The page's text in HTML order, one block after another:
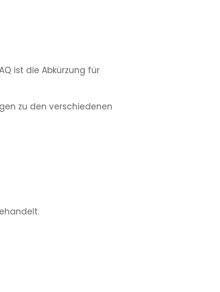
ist die Abkürzung für
zu den verschiedenen